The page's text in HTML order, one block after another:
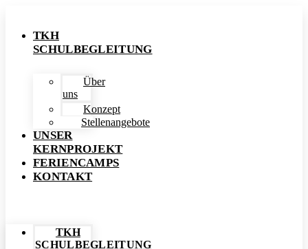
wechselnTKH
SCHULBEGLEITUNG
Über
uns
Konzept
Stellenangebote
UNSER
KERNPROJEKT
FERIENCAMPS
KONTAKT
TKH
SCHULBEGLEITUNG